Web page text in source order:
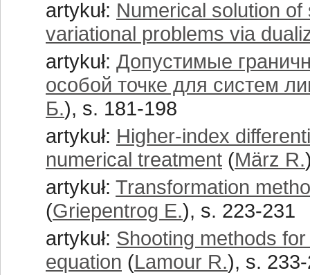
artykuł: Numerical solution
variational problems via
artykuł: Допустимые
особой точке для систем
Б.), s. 181-198
artykuł: Higher-index
numerical treatment (März R.
artykuł: Transformation
(Griepentrog E.), s. 223-231
artykuł: Shooting methods
equation (Lamour R.), s.